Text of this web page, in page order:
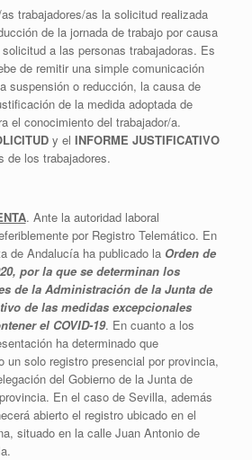
trabajadores/as la solicitud realizada
de la jornada de trabajo por causa
a las personas trabajadoras. Es
de remitir una simple comunicación
suspensión o reducción, la causa de
de la medida adoptada de
el conocimiento del trabajador/a.
y el INFORME JUSTIFICATIVO
de los trabajadores.
. Ante la autoridad laboral
por Registro Telemático. En
de Andalucía ha publicado la Orden de
por la que se determinan los
de la Administración de la Junta de
de las medidas excepcionales
el COVID-19. En cuanto a los
ha determinado que
un solo registro presencial por provincia,
del Gobierno de la Junta de
En el caso de Sevilla, además
abierto el registro ubicado en el
situado en la calle Juan Antonio de